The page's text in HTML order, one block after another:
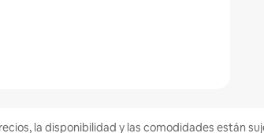
la disponibilidad y las comodidades están